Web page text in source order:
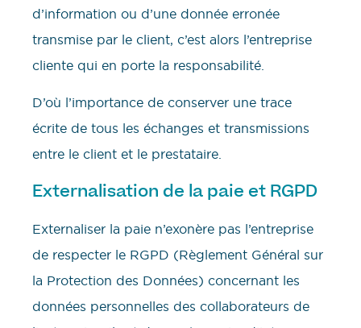
d’information ou d’une donnée erronée
transmise par le client, c’est alors l’entreprise
cliente qui en porte la responsabilité.
D’où l’importance de conserver une trace
écrite de tous les échanges et transmissions
entre le client et le prestataire.
Externalisation de la paie et RGPD
Externaliser la paie n’exonère pas l’entreprise
de respecter le RGPD (Règlement Général sur
la Protection des Données) concernant les
données personnelles des collaborateurs de